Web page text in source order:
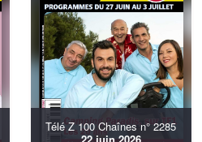
Télé Z 100 Chaînes n° 2285
22 juin 2026